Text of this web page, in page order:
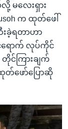
မလေးရှား
က ထုတ်ဖေါ်
းခဲ့ရတာဟာ
င်ရောက် လုပ်ကိုင်
င်ကြားချက်
ဖော်ပြောဆို